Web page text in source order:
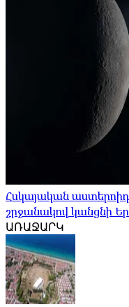
Հսկայական
շրջանակով կանցնի
ԱՌԱՋԱՐԿ